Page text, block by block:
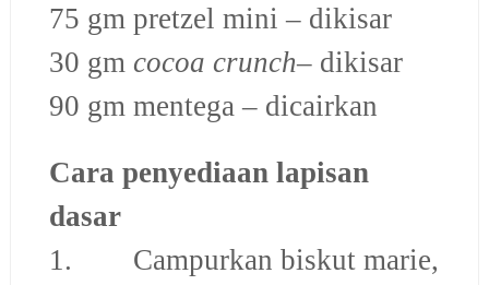
75 gm pretzel mini– dikisar
30 gm cocoa crunch– dikisar
90 gm mentega – dicairkan
Cara penyediaan lapisan
dasar
1. Campurkan biskut marie,